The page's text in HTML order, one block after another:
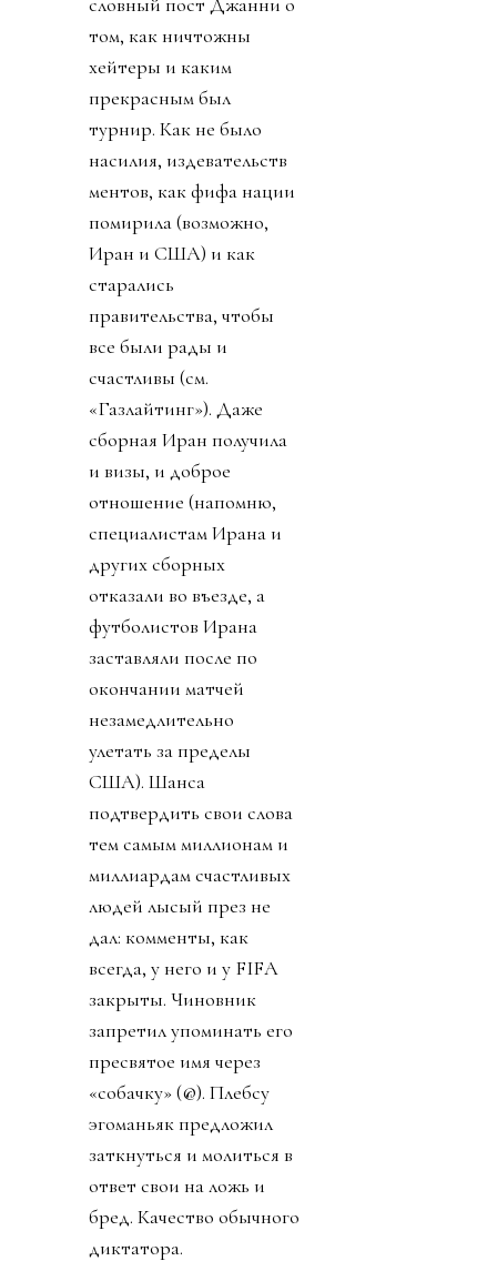
том, как ничтожны
хейтеры и каким
прекрасным был
турнир. Как не было
насилия, издевательств
ментов, как фифа нации
помирила (возможно,
Иран и США) и как
старались
правительства, чтобы
все были рады и
счастливы (см.
«Газлайтинг»). Даже
сборная Иран получила
и визы, и доброе
отношение (напомню,
специалистам Ирана и
других сборных
отказали во въезде, а
футболистов Ирана
заставляли после по
окончании матчей
незамедлительно
улетать за пределы
США). Шанса
подтвердить свои слова
тем самым миллионам и
миллиардам счастливых
людей лысый през не
дал: комменты, как
всегда, у него и у FIFA
закрыты. Чиновник
запретил упоминать его
пресвятое имя через
«собачку» (@). Плебсу
эгоманьяк предложил
заткнуться и молиться в
ответ свои на ложь и
бред. Качество обычного
диктатора.